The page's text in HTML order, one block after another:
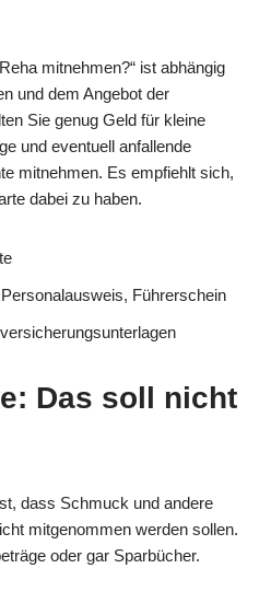
mitnehmen?“ ist abhängig
und dem Angebot der
Sie genug Geld für kleine
und eventuell anfallende
mitnehmen. Es empfiehlt sich,
dabei zu haben.
Führerschein
Das soll nicht
dass Schmuck und andere
mitgenommen werden sollen.
oder gar Sparbücher.